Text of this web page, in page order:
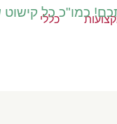
כמו"כ כל
כללי